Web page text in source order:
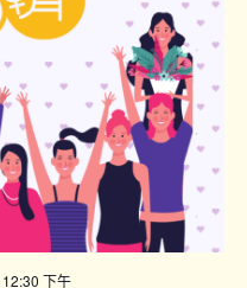
12:30 下午